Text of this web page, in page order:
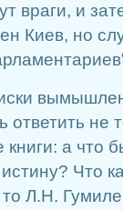
враги, и
Киев, но
ответить не
книги: а что
Что
Л.Н.